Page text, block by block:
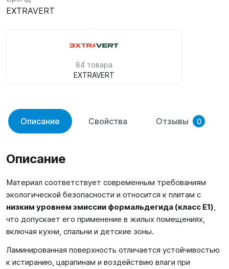
EXTRAVERT
84 товара
EXTRAVERT
Описание Свойства Отзывы 0
Описание
Материал соответствует современным требованиям
экологической безопасности и относится к плитам с
низким уровнем эмиссии формальдегида (класс E1),
что допускает его применение в жилых помещениях,
включая кухни, спальни и детские зоны.
Ламинированная поверхность отличается устойчивостью
к истиранию, царапинам и воздействию влаги при